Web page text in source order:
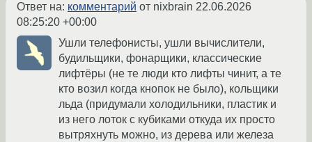
Ответ на: комментарий от nixbrain 22.06.2026
08:25:20 +00:00
Ушли телефонисты, ушли вычислители,
будильщики, фонарщики, классические
лифтёры (не те люди кто лифты чинит, а те
кто возил когда кнопок не было), кольщики
льда (придумали холодильники, пластик и
из него лоток с кубиками откуда их просто
вытряхнуть можно, из дерева или железа